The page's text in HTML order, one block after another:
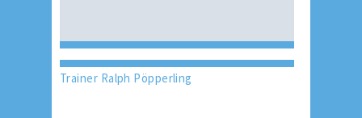
Trainer Ralph Pöpperling